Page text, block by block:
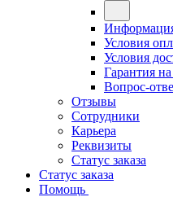
Условия
Условия
Гарантия
Вопрос-
Отзывы
Сотрудники
Карьера
Реквизиты
Статус заказа
Статус заказа
Помощь